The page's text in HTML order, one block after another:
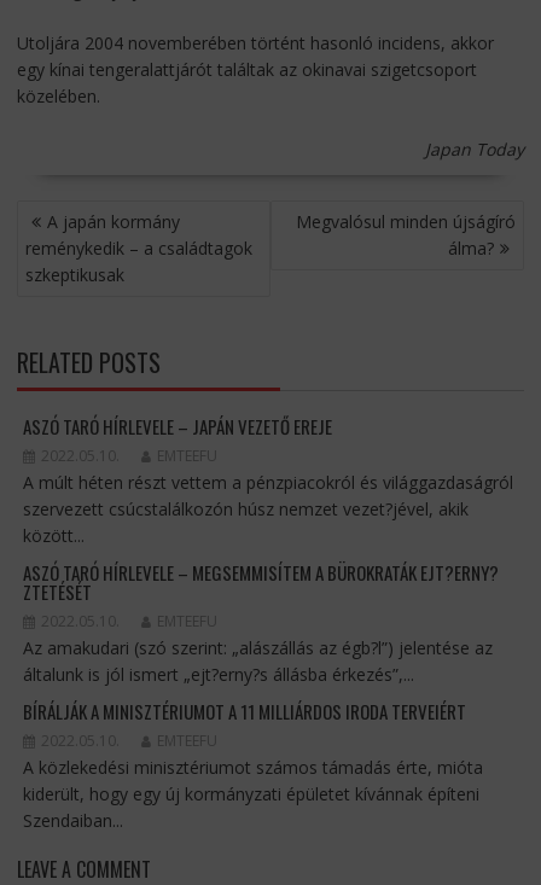
Utoljára 2004 novemberében történt hasonló incidens, akkor
egy kínai tengeralattjárót találtak az okinavai szigetcsoport
közelében.
Japan Today
BEJEGYZÉS
NAVIGÁCIÓ
A japán kormány
reménykedik – a családtagok
szkeptikusak
Megvalósul minden újságíró
álma?
RELATED POSTS
ASZÓ TARÓ HÍRLEVELE – JAPÁN VEZETŐ EREJE
2022.05.10. EMTEEFU
A múlt héten részt vettem a pénzpiacokról és világgazdaságról
szervezett csúcstalálkozón húsz nemzet vezet?jével, akik
között...
ASZÓ TARÓ HÍRLEVELE – MEGSEMMISÍTEM A BÜROKRATÁK EJT?ERNY?
ZTETÉSÉT
2022.05.10. EMTEEFU
Az amakudari (szó szerint: „alászállás az égb?l”) jelentése az
általunk is jól ismert „ejt?erny?s állásba érkezés”,...
BÍRÁLJÁK A MINISZTÉRIUMOT A 11 MILLIÁRDOS IRODA TERVEIÉRT
2022.05.10. EMTEEFU
A közlekedési minisztériumot számos támadás érte, mióta
kiderült, hogy egy új kormányzati épületet kívánnak építeni
Szendaiban...
LEAVE A COMMENT